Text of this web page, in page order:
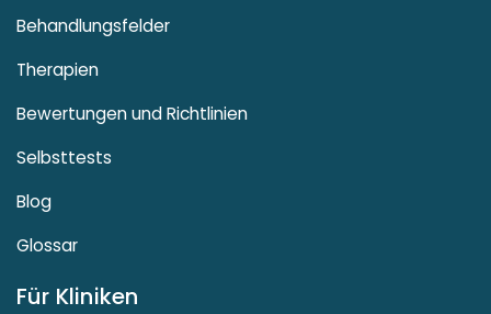
Behandlungsfelder
Therapien
Bewertungen und Richtlinien
Selbsttests
Blog
Glossar
Für Kliniken